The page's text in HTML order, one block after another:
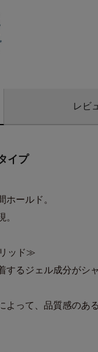
レビ
イプ
ホールド。
。
ッド≫
するジェル成分がシ
よって、品質感のあ